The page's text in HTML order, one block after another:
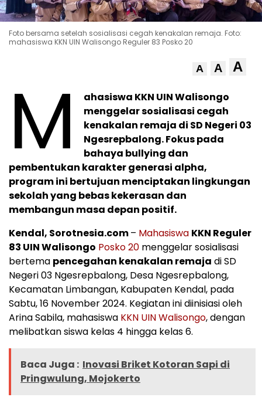
Foto bersama setelah sosialisasi cegah kenakalan remaja. Foto:
mahasiswa KKN UIN Walisongo Reguler 83 Posko 20
A A A
M
ahasiswa KKN UIN Walisongo
menggelar sosialisasi cegah
kenakalan remaja di SD Negeri 03
Ngesrepbalong. Fokus pada
bahaya bullying dan
pembentukan karakter generasi alpha,
program ini bertujuan menciptakan lingkungan
sekolah yang bebas kekerasan dan
membangun masa depan positif.
Kendal, Sorotnesia.com– Mahasiswa KKN Reguler
83 UIN Walisongo Posko 20 menggelar sosialisasi
bertema pencegahan kenakalan remaja di SD
Negeri 03 Ngesrepbalong, Desa Ngesrepbalong,
Kecamatan Limbangan, Kabupaten Kendal, pada
Sabtu, 16 November 2024. Kegiatan ini diinisiasi oleh
Arina Sabila, mahasiswa KKN UIN Walisongo, dengan
melibatkan siswa kelas 4 hingga kelas 6.
Baca Juga : Inovasi Briket Kotoran Sapi di
Pringwulung, Mojokerto